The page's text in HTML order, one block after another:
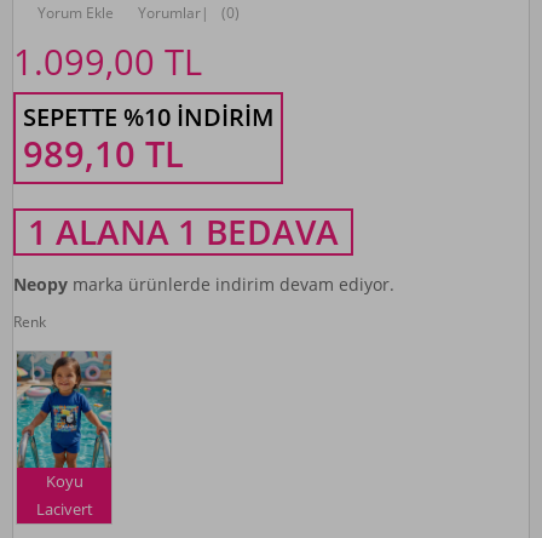
Yorum Ekle Yorumlar| (0)
1.099,00 TL
SEPETTE %10 İNDIRIM
989,10 TL
1 ALANA 1 BEDAVA
Neopy marka ürünlerde indirim devam ediyor.
Renk
Koyu
Lacivert